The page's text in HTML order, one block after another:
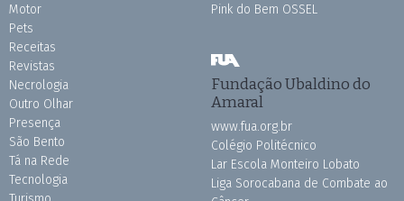
Motor
Pets
Receitas
Revistas
Necrologia
Outro Olhar
Presença
São Bento
Tá na Rede
Tecnologia
Pink do Bem OSSEL
Fundação Ubaldino do
Amaral
www.fua.org.br
Colégio Politécnico
Lar Escola Monteiro Lobato
Liga Sorocabana de Combate ao